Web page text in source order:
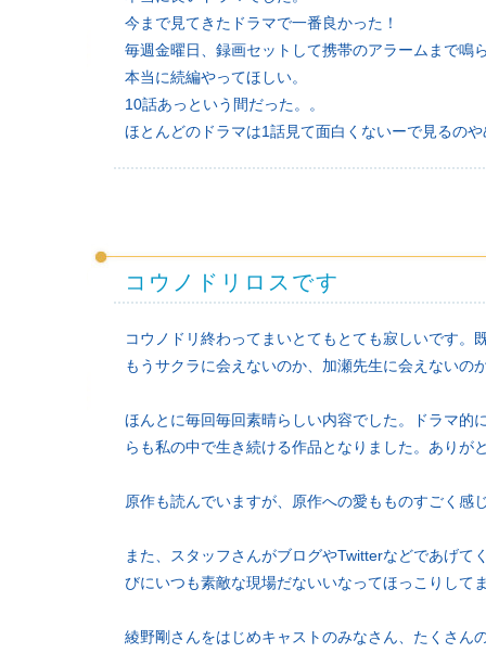
今まで見てきたドラマで一番良かった！
毎週金曜日、録画セットして携帯のアラームまで鳴
本当に続編やってほしい。
10話あっという間だった。。
ほとんどのドラマは1話見て面白くないーで見るの
コウノドリロスです
コウノドリ終わってまいとてもとても寂しいです。
もうサクラに会えないのか、加瀬先生に会えないの
ほんとに毎回毎回素晴らしい内容でした。ドラマ的
らも私の中で生き続ける作品となりました。ありが
原作も読んでいますが、原作への愛もものすごく
また、スタッフさんがブログやTwitterなどであげ
びにいつも素敵な現場だないいなってほっこりして
綾野剛さんをはじめキャストのみなさん、たくさん